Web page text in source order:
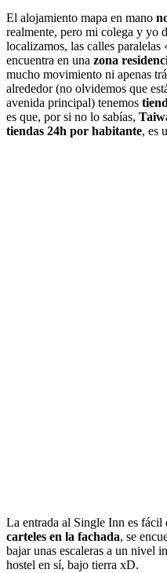
El alojamiento mapa en mano
realmente, pero mi colega y yo
localizamos, las calles
encuentra en una zona
mucho movimiento ni apenas
alrededor (no olvidemos que
avenida principal) tenemos
es que, por si no lo sabías,
tiendas 24h por habitante, es
La entrada al Single Inn es fácil
carteles en la fachada, se
bajar unas escaleras a un nivel
hostel en sí, bajo tierra xD.